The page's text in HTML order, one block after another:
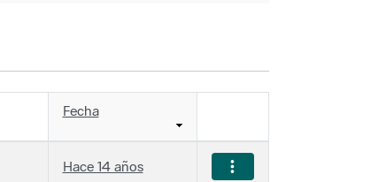
Fecha
Hace 14 años